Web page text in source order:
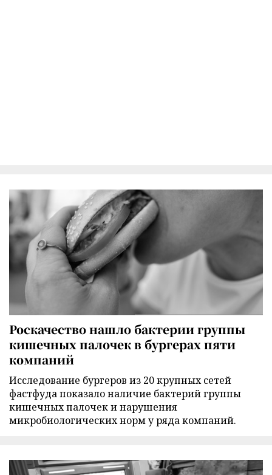
Роскачество нашло бактерии группы
кишечных палочек в бургерах пяти
компаний
Исследование бургеров из 20 крупных сетей
фастфуда показало наличие бактерий группы
кишечных палочек и нарушения
микробиологических норм у ряда компаний.